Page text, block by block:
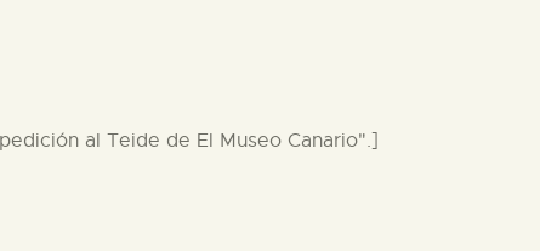
al Teide de El Museo Canario".]